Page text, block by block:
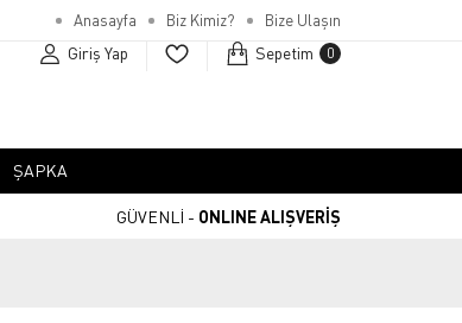
Anasayfa Biz Kimiz? Bize Ulaşın
Giriş Yap Sepetim 0
ŞAPKA
GÜVENLİ - ONLINE ALIŞVERİŞ